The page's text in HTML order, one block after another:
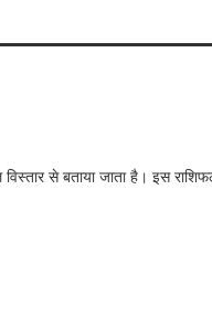
से बताया जाता है। इस